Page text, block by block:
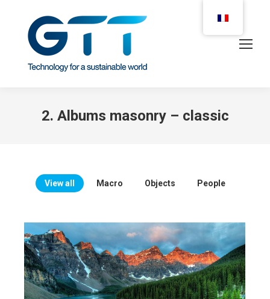
2. Albums masonry – classic
View all Macro Objects People